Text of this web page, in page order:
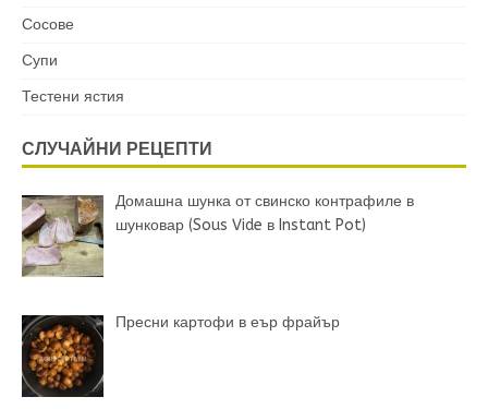
Сосове
Супи
Тестени ястия
СЛУЧАЙНИ РЕЦЕПТИ
Домашна шунка от свинско контрафиле в
шунковар (Sous Vide в Instant Pot)
Пресни картофи в еър фрайър